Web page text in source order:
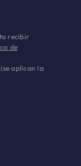
recibir
de
aplican la